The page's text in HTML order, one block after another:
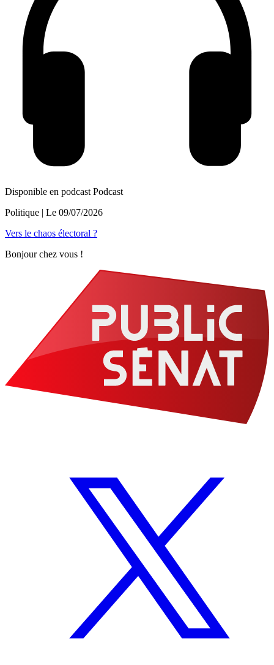
Disponible en podcast Podcast
Politique | Le 09/07/2026
Vers le chaos électoral ?
Bonjour chez vous !